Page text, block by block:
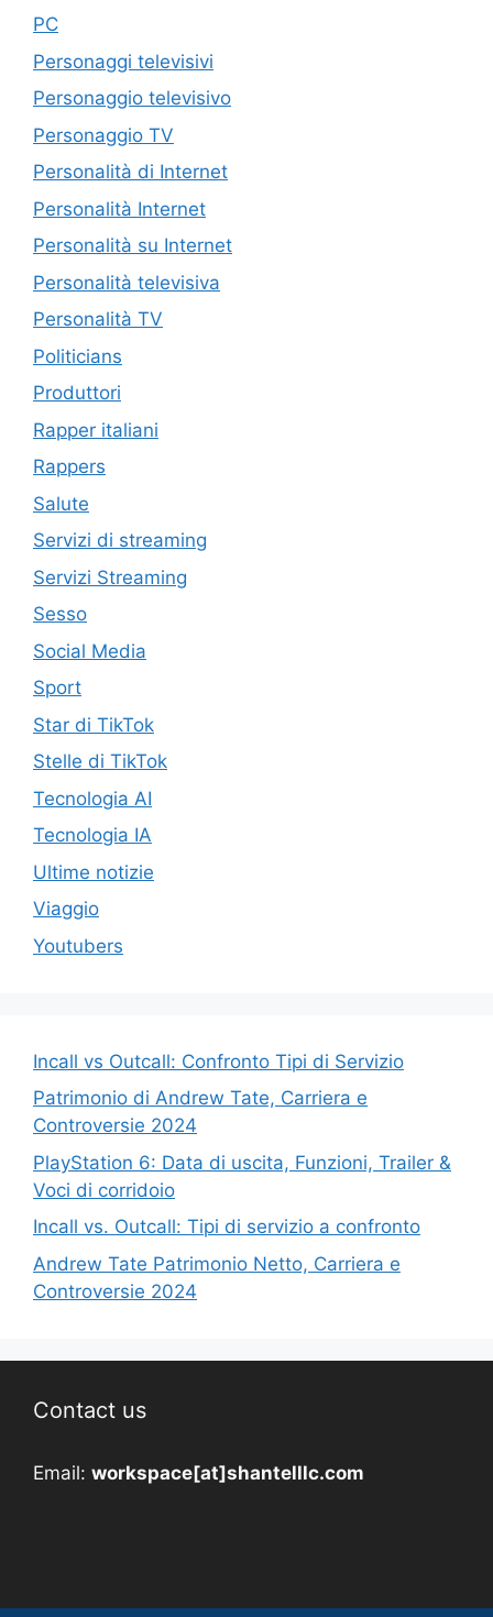
PC
Personaggi televisivi
Personaggio televisivo
Personaggio TV
Personalità di Internet
Personalità Internet
Personalità su Internet
Personalità televisiva
Personalità TV
Politicians
Produttori
Rapper italiani
Rappers
Salute
Servizi di streaming
Servizi Streaming
Sesso
Social Media
Sport
Star di TikTok
Stelle di TikTok
Tecnologia AI
Tecnologia IA
Ultime notizie
Viaggio
Youtubers
Incall vs Outcall: Confronto Tipi di Servizio
Patrimonio di Andrew Tate, Carriera e
Controversie 2024
PlayStation 6: Data di uscita, Funzioni, Trailer &
Voci di corridoio
Incall vs. Outcall: Tipi di servizio a confronto
Andrew Tate Patrimonio Netto, Carriera e
Controversie 2024
Contact us
Email: workspace[at]shantelllc.com